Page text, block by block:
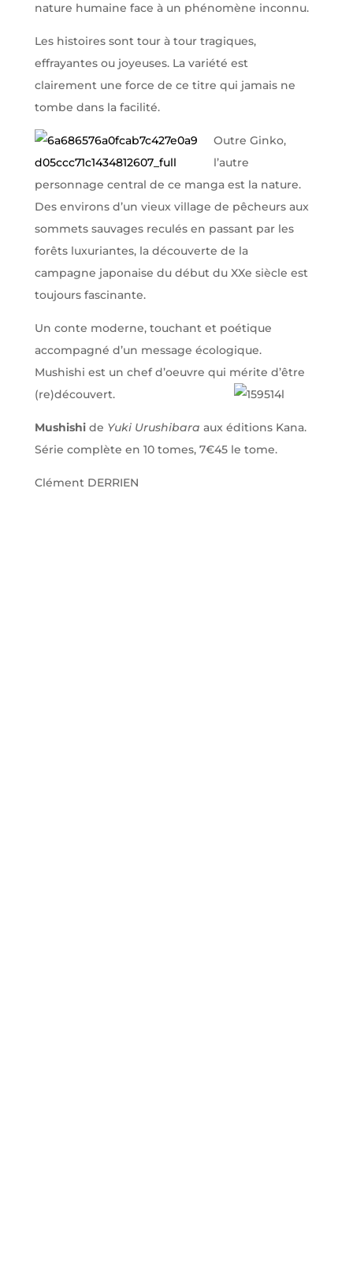
nature humaine face à un phénomène inconnu.
Les histoires sont tour à tour tragiques,
effrayantes ou joyeuses. La variété est
clairement une force de ce titre qui jamais ne
tombe dans la facilité.
Outre Ginko,
l’autre
personnage central de ce manga est la nature.
Des environs d’un vieux village de pêcheurs aux
sommets sauvages reculés en passant par les
forêts luxuriantes, la découverte de la
campagne japonaise du début du XXe siècle est
toujours fascinante.
Un conte moderne, touchant et poétique
accompagné d’un message écologique.
Mushishi est un chef d’oeuvre qui mérite d’être
(re)découvert.
Mushishi de Yuki Urushibara aux éditions Kana.
Série complète en 10 tomes, 7€45 le tome.
Clément DERRIEN